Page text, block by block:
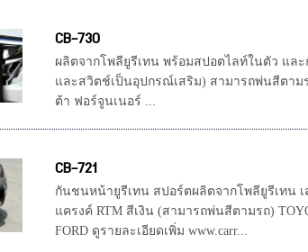
CB-730
ผลิตจากโพลียูรีเทน พร้อมสปอตไลท์ในตัว แล
และสวิตช์เป็นอุปกรณ์เสริม) สามารถพ่นสีตาม
ต้า ฟอร์จูนเนอร์ ...
CB-721
กันชนหน้ายูรีเทน สปอร์ตผลิตจากโพลียูรีเทน
แครงค์ RTM สีเงิน (สามารถพ่นสีตามรถ)
FORD ดูรายละเอียดเพิ่ม www.carr...